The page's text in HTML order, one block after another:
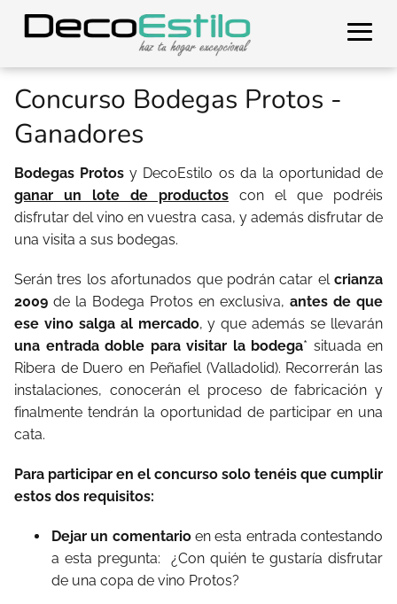
Concurso Bodegas Protos -
Ganadores
Bodegas Protos y DecoEstilo os da la oportunidad de
ganar un lote de productos con el que podréis
disfrutar del vino en vuestra casa, y además disfrutar de
una visita a sus bodegas.
Serán tres los afortunados que podrán catar el crianza
2009 de la Bodega Protos en exclusiva, antes de que
ese vino salga al mercado, y que además se llevarán
una entrada doble para visitar la bodega* situada en
Ribera de Duero en Peñafiel (Valladolid). Recorrerán las
instalaciones, conocerán el proceso de fabricación y
finalmente tendrán la oportunidad de participar en una
cata.
Para participar en el concurso solo tenéis que cumplir
estos dos requisitos:
Dejar un comentarioen esta entrada contestando
a esta pregunta: ¿Con quién te gustaría disfrutar
de una copa de vino Protos?